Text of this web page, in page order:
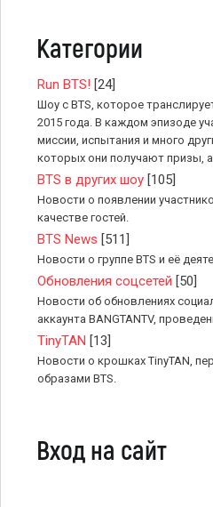
Категории
Run BTS! [24]
Шоу с BTS, которое
2015 года. В каждом эпизоде
миссии, испытания и много
которых они получают призы,
BTS в других шоу [105]
Новости о появлении
качестве гостей.
BTS News [511]
Новости о группе BTS и её
Обновления соцсетей [50]
Новости об обновлениях
аккаунта BANGTANTV,
TinyTAN [13]
Новости о крошках TinyTAN,
образами BTS.
Вход на сайт